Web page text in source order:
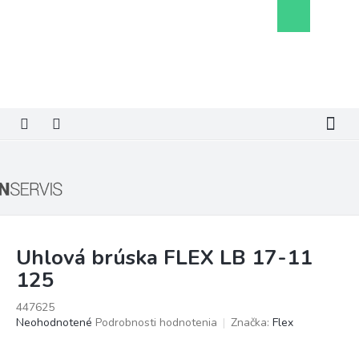
košík
Uhlová brúska FLEX LB 17-11
125
447625
Priemerné
Neohodnotené Podrobnosti hodnotenia Značka: Flex